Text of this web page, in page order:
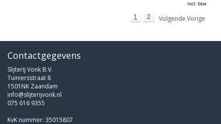
Incl. btw
1 2 Volgende Vorige
Contactgegevens
Slijterij Vonk B.V.
Tuiniersstraat 8
1501NK Zaandam
info@slijterijvonk.nl
075 616 9355
KvK nummer: 35015807